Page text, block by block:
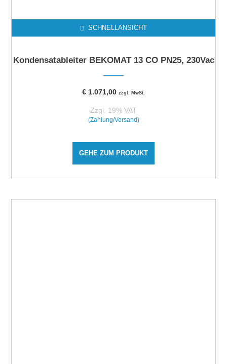
SCHNELLANSICHT
Kondensatableiter BEKOMAT 13 CO PN25, 230Vac
€ 1.071,00 zzgl. MwSt.
Zzgl. 19% VAT
(Zahlung/Versand)
GEHE ZUM PRODUKT